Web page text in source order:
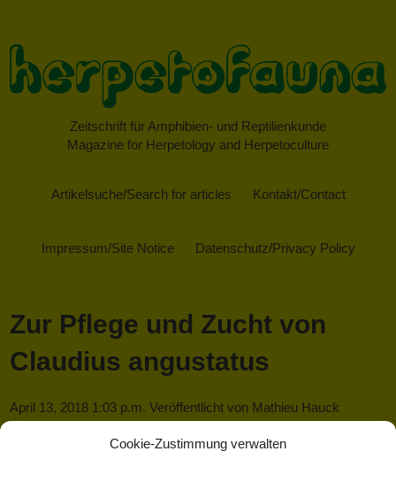
Cookie-Zustimmung verwalten
Zeitschrift für Amphibien- und Reptilienkunde
Magazine for Herpetology and Herpetoculture
Artikelsuche/Search for articles Kontakt/Contact
Impressum/Site Notice Datenschutz/Privacy Policy
Zur Pflege und Zucht von
Claudius angustatus
April 13, 2018 1:03 p.m. Veröffentlicht von Mathieu Hauck
Kategorisiert in: Allgemein